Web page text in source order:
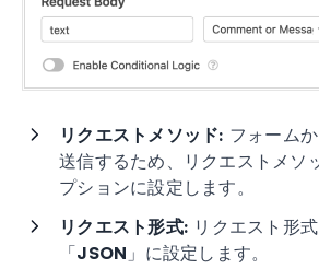
リクエストメソッド: フォーム
送信するため、リクエストメソ
プションに設定します。
リクエスト形式: リクエスト形
「JSON 」に設定します。